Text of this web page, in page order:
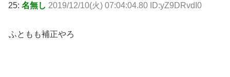
25: 名無し 2019/12/10(火) 07:04:04.80 ID:yZ9DRvdI0
ふともも補正やろ